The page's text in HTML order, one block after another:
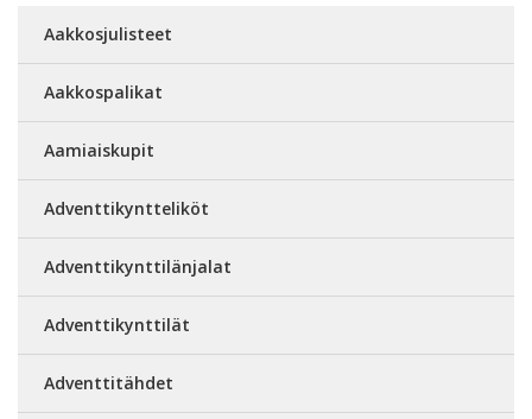
Aakkosjulisteet
Aakkospalikat
Aamiaiskupit
Adventtikyntteliköt
Adventtikynttilänjalat
Adventtikynttilät
Adventtitähdet